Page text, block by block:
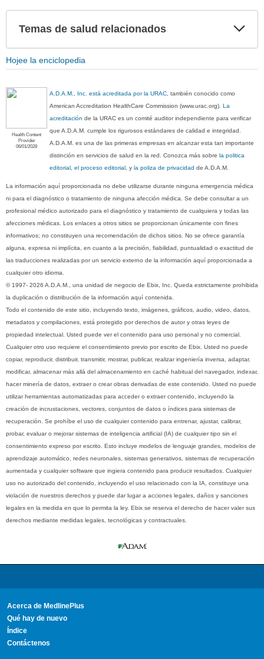
Temas de salud relacionados
Hojee la enciclopedia
Health Content
Provider
06/01/2028
A.D.A.M., Inc. está acreditada por la URAC , también conocido como
American Accreditation HealthCare Commission (www.urac.org).La
acreditación de la URAC es un comité auditor independiente para verificar
que A.D.A.M. cumple los rigurosos estándares de calidad e integridad.
A.D.A.M. es una de las primeras empresas en alcanzar esta tan importante
distinción en servicios de salud en la red. Conozca más sobrela politica
editorial, el proceso editorial , yla poliza de privacidad de A.D.A.M.
La información aquí proporcionada no debe utilizarse durante ninguna emergencia médica
ni para el diagnóstico o tratamiento de ninguna afección médica. Se debe consultar a un
profesional médico autorizado para el diagnóstico y tratamiento de cualquiera y todas las
afecciones médicas. Los enlaces a otros sitios se proporcionan únicamente con fines
informativos; no constituyen una recomendación de dichos sitios. No se ofrece garantía
alguna, expresa ni implícita, en cuanto a la precisión, fiabilidad, puntualidad o exactitud de
las traducciones realizadas por un servicio externo de la información aquí proporcionada a
cualquier otro idioma.
© 1997- 2026 A.D.A.M., una unidad de negocio de Ebix, Inc. Queda estrictamente prohibida
la duplicación o distribución de la información aquí contenida.
Todo el contenido de este sitio, incluyendo texto, imágenes, gráficos, audio, video, datos,
metadatos y compilaciones, está protegido por derechos de autor y otras leyes de
propiedad intelectual. Usted puede ver el contenido para uso personal y no comercial.
Cualquier otro uso requiere el consentimiento previo por escrito de Ebix. Usted no puede
copiar, reproducir, distribuir, transmitir, mostrar, publicar, realizar ingeniería inversa, adaptar,
modificar, almacenar más allá del almacenamiento en caché habitual del navegador, indexar,
hacer minería de datos, extraer o crear obras derivadas de este contenido. Usted no puede
utilizar herramientas automatizadas para acceder o extraer contenido, incluyendo la
creación de incrustaciones, vectores, conjuntos de datos o índices para sistemas de
recuperación. Se prohíbe el uso de cualquier contenido para entrenar, ajustar, calibrar,
probar, evaluar o mejorar sistemas de inteligencia artificial (IA) de cualquier tipo sin el
consentimiento expreso por escrito. Esto incluye modelos de lenguaje grandes, modelos de
aprendizaje automático, redes neuronales, sistemas generativos, sistemas de recuperación
aumentada y cualquier software que ingiera contenido para producir resultados. Cualquier
uso no autorizado del contenido, incluyendo el uso relacionado con la IA, constituye una
violación de nuestros derechos y puede dar lugar a acciones legales, daños y sanciones
legales en la medida en que lo permita la ley. Ebix se reserva el derecho de hacer valer sus
derechos mediante medidas legales, tecnológicas y contractuales.
Acerca de MedlinePlus
Qué hay de nuevo
Índice
Contáctenos